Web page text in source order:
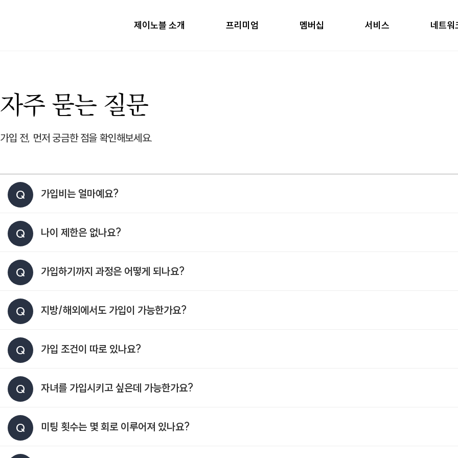
제이노블 소개 프리미엄 멤버십 서비스 네트워
자주 묻는 질문
가입 전, 먼저 궁금한 점을 확인해보세요.
Q 가입비는 얼마예요?
Q 나이 제한은 없나요?
Q 가입하기까지 과정은 어떻게 되나요?
Q 지방/해외에서도 가입이 가능한가요?
Q 가입 조건이 따로 있나요?
Q 자녀를 가입시키고 싶은데 가능한가요?
Q 미팅 횟수는 몇 회로 이루어져 있나요?